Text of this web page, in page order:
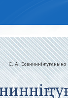
С. А. Есениннің